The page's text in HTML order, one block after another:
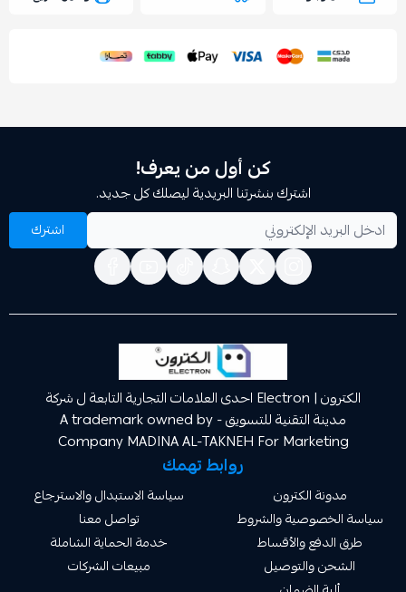
كن أول من يعرف!
اشترك بنشرتنا البريدية ليصلك كل جديد.
الكترون | Electron احدى العلامات التجارية التابعة ل شركة
مدينة التقنية للتسويق A trademark owned by -
Company MADINA AL-TAKNEH For
روابط تهمك
والشروط
والأقساط
والتوصيل
سياسة الاستبدال والاسترجاع
خدمة الحماية الشاملة
مبيعات الشركات